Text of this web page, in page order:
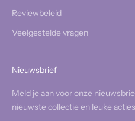
Reviewbeleid
Veelgestelde vragen
Nieuwsbrief
Meld je aan voor onze
nieuwste collectie en leuke